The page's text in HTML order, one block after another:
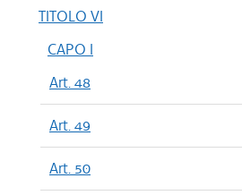
TITOLO VI
CAPO I
Art. 48
Art. 49
Art. 50